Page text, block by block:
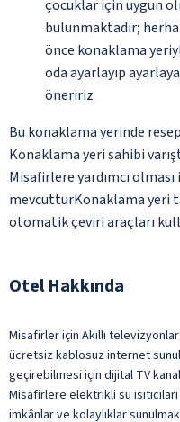
çocuklar için uygun
bulunmaktadır;
önce konaklama
oda ayarlayıp
öneririz
Bu konaklama yerinde
Konaklama yeri sahibi
Misafirlere yardımcı
mevcutturKonaklama yeri
otomatik çeviri araçları
Otel Hakkında
Misafirler için Akıllı
ücretsiz kablosuz internet
geçirebilmesi için dijital TV
Misafirlere elektrikli su
imkânlar ve kolaylıklar